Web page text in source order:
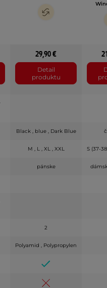
29,90 €
Detail
produktu
Black , blue , Dark Blue
M , L , XL , XXL S (37-
pánske
2
Polyamid , Polypropylen